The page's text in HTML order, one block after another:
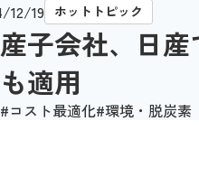
12/19 ホットトピック
子会社、日
適用
コスト最適化 環境・脱炭素